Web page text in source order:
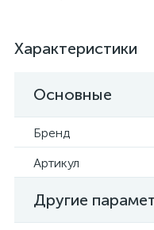
Характеристики
Основные
Бренд
Артикул
Другие